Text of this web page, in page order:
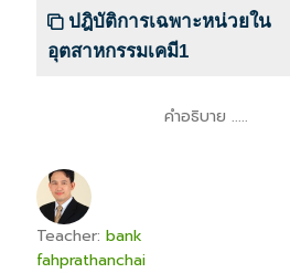
ปฎิบัติการเฉพาะหน่วยใน
อุตสาหกรรมเคมี1
คำอธิบาย .....
Teacher: bank
fahprathanchai